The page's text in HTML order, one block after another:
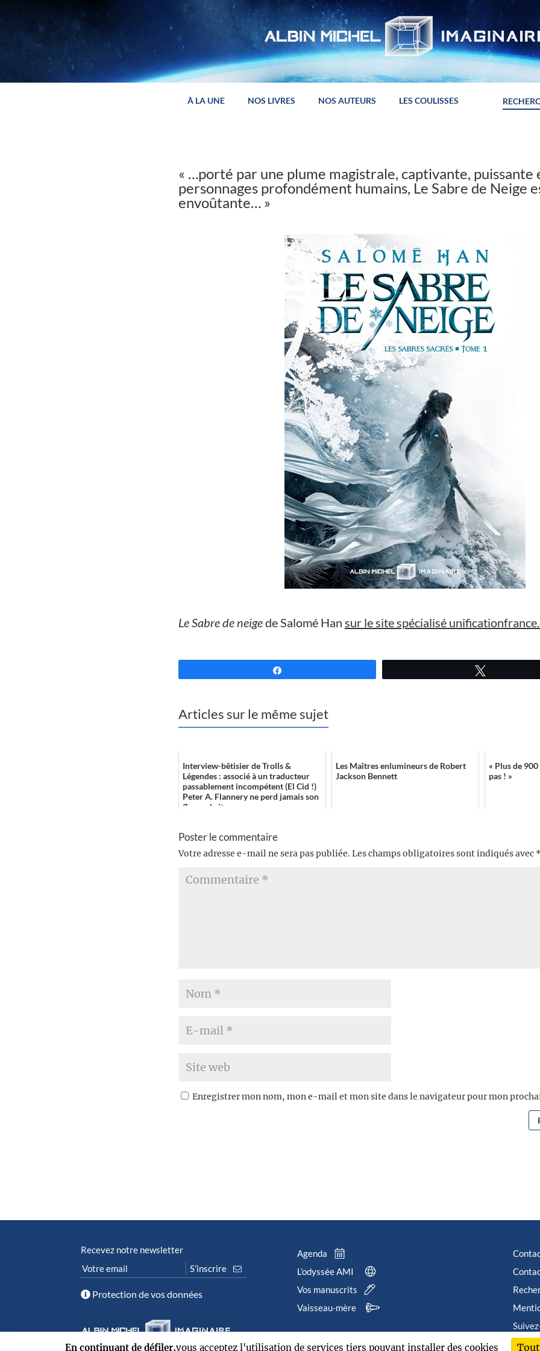
À LA UNE NOS LIVRES NOS AUTEURS LES COULISSES
« …porté par une plume magistrale, captivante, puissante
personnages profondément humains, Le Sabre de Neige
envoûtante… »
Le Sabre de neigede Salomé Han sur le site spécialisé
Articles sur le même sujet
Interview-bêtisier de Trolls &
Légendes : associé à un traducteur
passablement incompétent (El Cid !)
Peter A. Flannery ne perd jamais son
flegme brit...
Les Maîtres enlumineurs de Robert
Jackson Bennett
« Plus de 900
pas ! »
Poster le commentaire
Votre adresse e-mail ne sera pas publiée. Les champs obligatoires sont indiqués avec
Enregistrer mon nom, mon e-mail et mon site dans le navigateur pour mon
Recevez notre newsletter
Protection de vos données
Agenda
L’odyssée AMI
Vos manuscrits
Vaisseau-mère
En continuant de défiler,vous acceptez l'utilisation de services tiers pouvant installer des cookies